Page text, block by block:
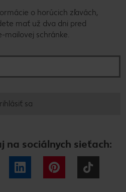
o horúcich zľavách,
mať už dva dni pred
schránke.
sa
na sociálnych sieťach:
Instagram LinkedIn Pinterest